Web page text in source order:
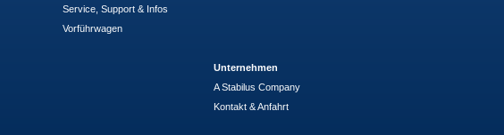
Service, Support & Infos
Vorführwagen
Unternehmen
A Stabilus Company
Kontakt & Anfahrt